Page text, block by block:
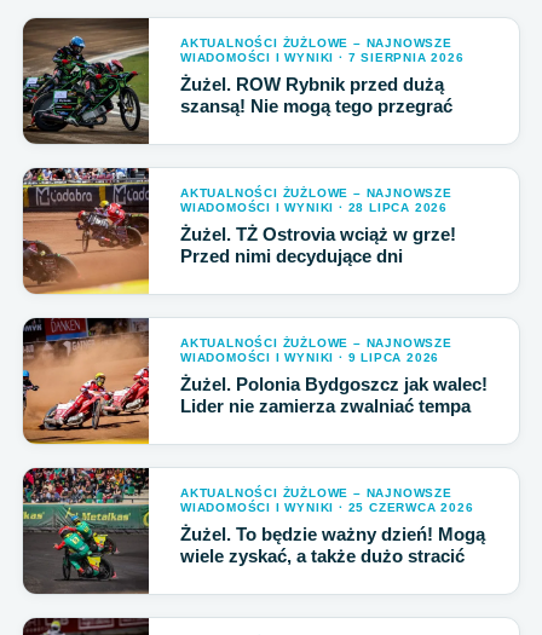
AKTUALNOŚCI ŻUŻLOWE – NAJNOWSZE
WIADOMOŚCI I WYNIKI · 7 SIERPNIA 2026
Żużel. ROW Rybnik przed dużą
szansą! Nie mogą tego przegrać
AKTUALNOŚCI ŻUŻLOWE – NAJNOWSZE
WIADOMOŚCI I WYNIKI · 28 LIPCA 2026
Żużel. TŻ Ostrovia wciąż w grze!
Przed nimi decydujące dni
AKTUALNOŚCI ŻUŻLOWE – NAJNOWSZE
WIADOMOŚCI I WYNIKI · 9 LIPCA 2026
Żużel. Polonia Bydgoszcz jak walec!
Lider nie zamierza zwalniać tempa
AKTUALNOŚCI ŻUŻLOWE – NAJNOWSZE
WIADOMOŚCI I WYNIKI · 25 CZERWCA 2026
Żużel. To będzie ważny dzień! Mogą
wiele zyskać, a także dużo stracić